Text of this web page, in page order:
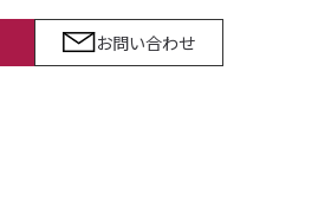
お問い合わせ